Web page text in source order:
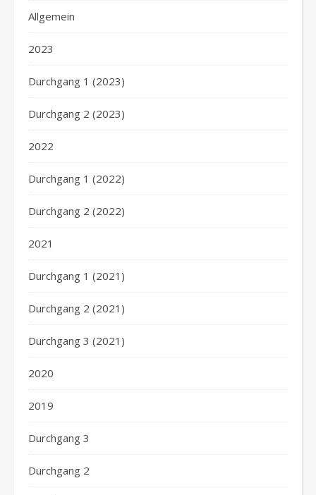
Allgemein
2023
Durchgang 1 (2023)
Durchgang 2 (2023)
2022
Durchgang 1 (2022)
Durchgang 2 (2022)
2021
Durchgang 1 (2021)
Durchgang 2 (2021)
Durchgang 3 (2021)
2020
2019
Durchgang 3
Durchgang 2